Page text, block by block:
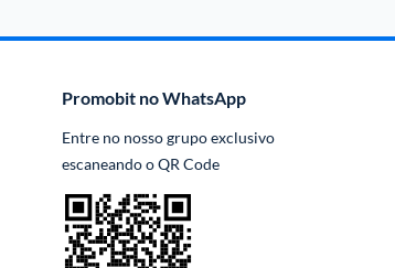
Promobit no WhatsApp
Entre no nosso grupo exclusivo
escaneando o QR Code